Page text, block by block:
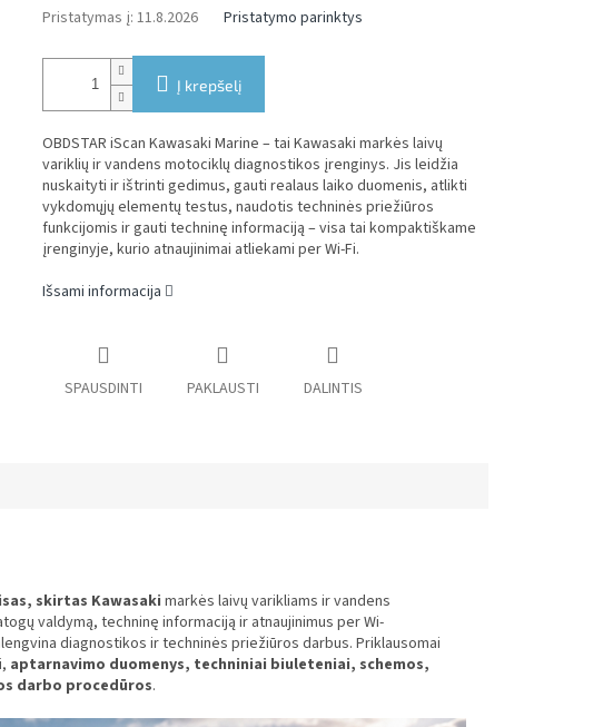
Pristatymas į: 11.8.2026 Pristatymo parinktys
Į krepšelį
OBDSTAR iScan Kawasaki Marine – tai Kawasaki markės laivų
variklių ir vandens motociklų diagnostikos įrenginys. Jis leidžia
nuskaityti ir ištrinti gedimus, gauti realaus laiko duomenis, atlikti
vykdomųjų elementų testus, naudotis techninės priežiūros
funkcijomis ir gauti techninę informaciją – visa tai kompaktiškame
įrenginyje, kurio atnaujinimai atliekami per Wi-Fi.
Išsami informacija
SPAUSDINTI PAKLAUSTI DALINTIS
skirtas Kawasaki markės laivų varikliams ir vandens
valdymą, techninę informaciją ir atnaujinimus per Wi-
diagnostikos ir techninės priežiūros darbus. Priklausomai
aptarnavimo duomenys, techniniai biuleteniai, schemos,
darbo procedūros.